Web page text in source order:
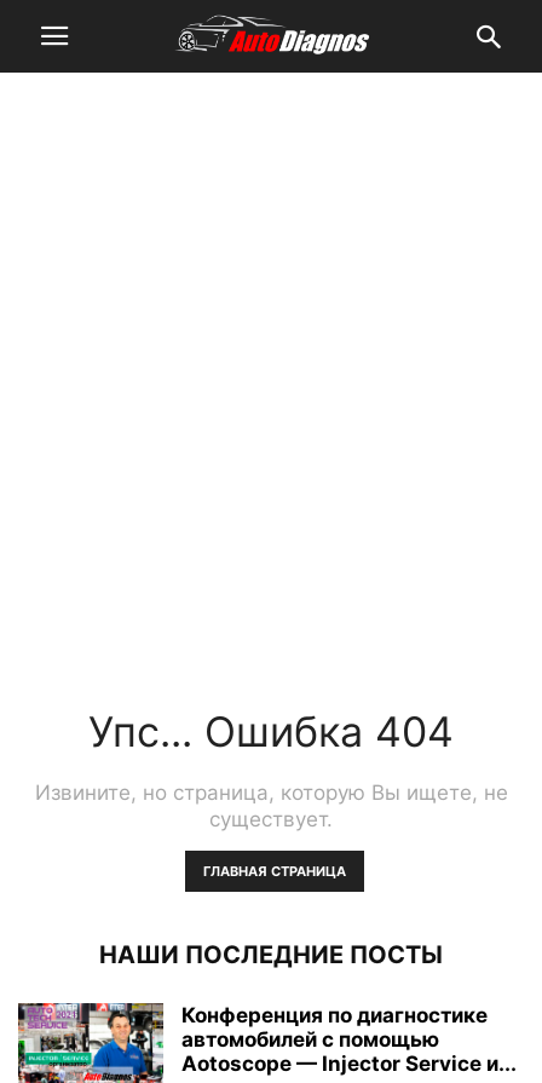
Упс... Ошибка 404
Извините, но страница, которую Вы ищете, не
существует.
ГЛАВНАЯ СТРАНИЦА
НАШИ ПОСЛЕДНИЕ ПОСТЫ
Конференция по диагностике
автомобилей с помощью
Aotoscope — Injector Service и...